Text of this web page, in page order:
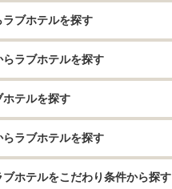
ブホテルを探す
ラブホテルを探す
テルを探す
ラブホテルを探す
ホテルをこだわり条件から探す